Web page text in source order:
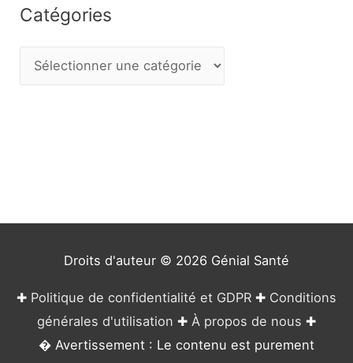
Catégories
Droits d'auteur © 2026 Génial Santé
✚ Politique de confidentialité et GDPR ✚ Conditions
générales d'utilisation ✚ À propos de nous ✚
� Avertissement : Le contenu est purement